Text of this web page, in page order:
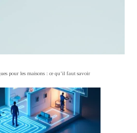
pour les maisons : ce qu’il faut savoir